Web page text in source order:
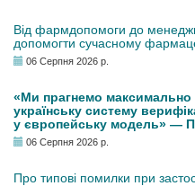
Від фармдопомоги до
допомогти сучасному
06 Серпня 2026 р.
«Ми прагнемо максимально
українську систему
у європейську модель» —
06 Серпня 2026 р.
Про типові помилки при